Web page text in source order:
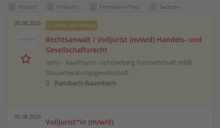
Vollzeit Volljurist Rheinland-Pfalz Sachsen
05.08.2026 Stelle der Woche
Rechtsanwalt / Volljurist (m/w/d) Handels- und
Gesellschaftsrecht
remy ∙ kaufmann ∙ schöneberg Partnerschaft mbB
Steuerberatungsgesellschaft
Ransbach-Baumbach
05.08.2026
Volljurist*in (m/w/d)